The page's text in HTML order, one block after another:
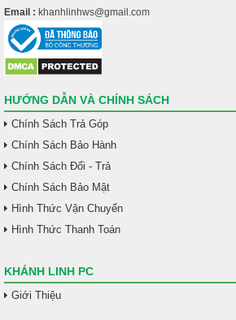
Email : khanhlinhws@gmail.com
HƯỚNG DẪN VÀ CHÍNH SÁCH
Chính Sách Trả Góp
Chính Sách Bảo Hành
Chính Sách Đổi - Trả
Chính Sách Bảo Mật
Hình Thức Vận Chuyển
Hình Thức Thanh Toán
KHÁNH LINH PC
Giới Thiệu